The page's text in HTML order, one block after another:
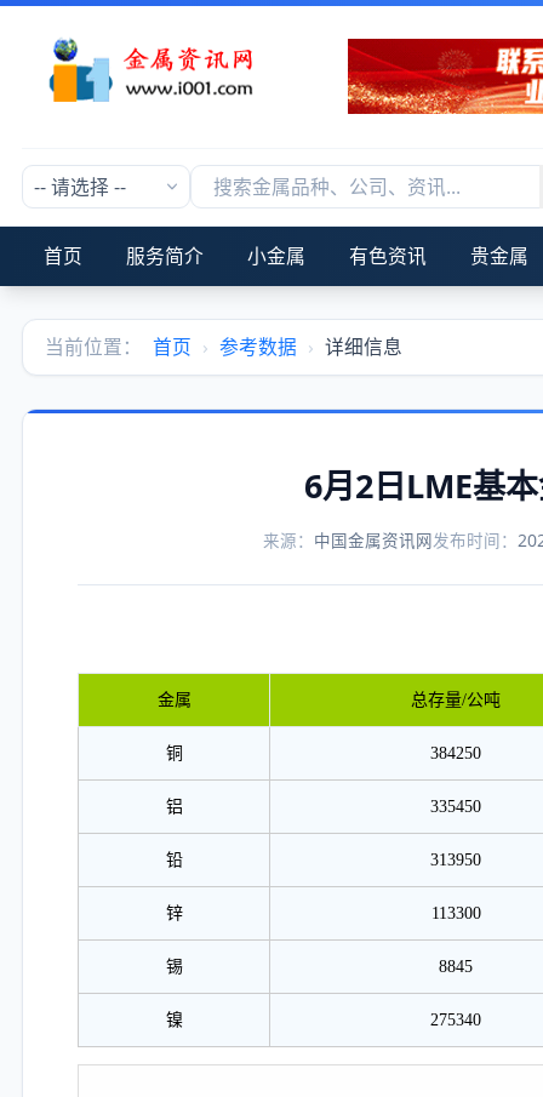
首页 服务简介 小金属 有色资讯 贵金属
当前位置： 首页 › 参考数据 › 详细信息
6月2日LME基
来源： 中国金属资讯网发布时间：
金属 总存量/公吨
铜 384250
铝 335450
铅 313950
锌 113300
锡 8845
镍 275340